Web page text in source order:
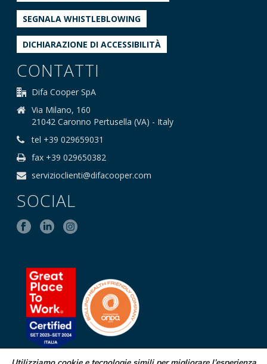
SEGNALA WHISTLEBLOWING
DICHIARAZIONE DI ACCESSIBILITÀ
CONTATTI
Difa Cooper SpA
Via Milano, 160
21042 Caronno Pertusella (VA) - Italy
tel +39 029659031
fax +39 029650382
servizioclienti@difacooper.com
SOCIAL